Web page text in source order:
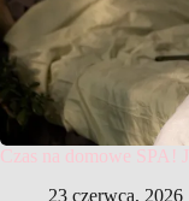
Czas na domowe SPA!
23 czerwca, 2026